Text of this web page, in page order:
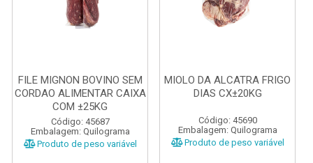
FILE MIGNON BOVINO SEM
CORDAO ALIMENTAR CAIXA
COM ±25KG
Código: 45687
Embalagem: Quilograma
Produto de peso variável
MIOLO DA ALCATRA FRIGO
DIAS CX±20KG
Código: 45690
Embalagem: Quilograma
Produto de peso variável